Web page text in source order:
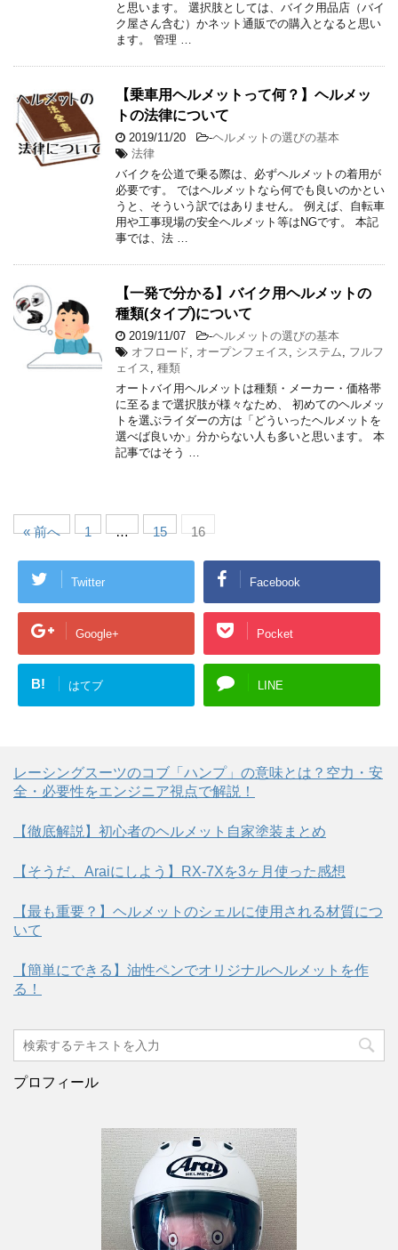
と思います。 選択肢としては、バイク用品店（バイ
ク屋さん含む）かネット通販での購入となると思い
ます。 管理 …
【乗車用ヘルメットって何？】ヘルメッ
トの法律について
2019/11/20 -ヘルメットの選びの基本
法律
バイクを公道で乗る際は、必ずヘルメットの着用が
必要です。 ではヘルメットなら何でも良いのかとい
うと、そういう訳ではありません。 例えば、自転車
用や工事現場の安全ヘルメット等はNGです。 本記
事では、法 …
【一発で分かる】バイク用ヘルメットの
種類(タイプ)について
2019/11/07 -ヘルメットの選びの基本
オフロード, オープンフェイス , システム, フルフ
ェイス , 種類
オートバイ用ヘルメットは種類・メーカー・価格帯
に至るまで選択肢が様々なため、 初めてのヘルメッ
トを選ぶライダーの方は「どういったヘルメットを
選べば良いか」分からない人も多いと思います。 本
記事ではそう …
« 前へ 1 … 15 16
Twitter Facebook
Google+ Pocket
B! はてブ LINE
レーシングスーツのコブ「ハンプ」の意味とは？空力・安
全・必要性をエンジニア視点で解説！
【徹底解説】初心者のヘルメット自家塗装まとめ
【そうだ、Araiにしよう】RX-7Xを3ヶ月使った感想
【最も重要？】ヘルメットのシェルに使用される材質につ
いて
【簡単にできる】油性ペンでオリジナルヘルメットを作
る！
プロフィール